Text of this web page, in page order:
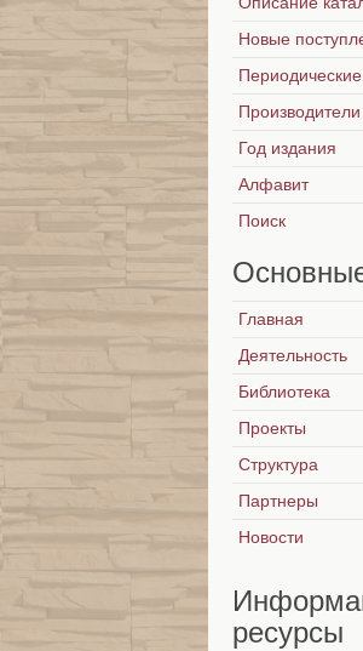
Новые
Производители
Год издания
Алфавит
Поиск
Главная
Деятельность
Библиотека
Проекты
Структура
Партнеры
Новости
ресурсы